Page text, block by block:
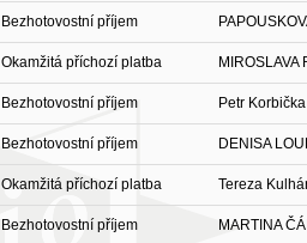
Bezhotovostní příjem
Okamžitá příchozí platba MIROSLAVA
Bezhotovostní příjem Petr
Bezhotovostní příjem DENISA
Okamžitá příchozí platba Tereza
Bezhotovostní příjem MARTINA